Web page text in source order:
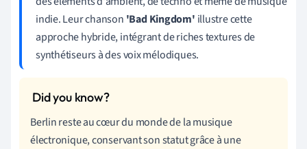
indie. Leur chanson 'Bad Kingdom' illustre cette
approche hybride, intégrant de riches textures de
synthétiseurs à des voix mélodiques.
Berlin reste au cœur du monde de la musique
électronique, conservant son statut grâce à une